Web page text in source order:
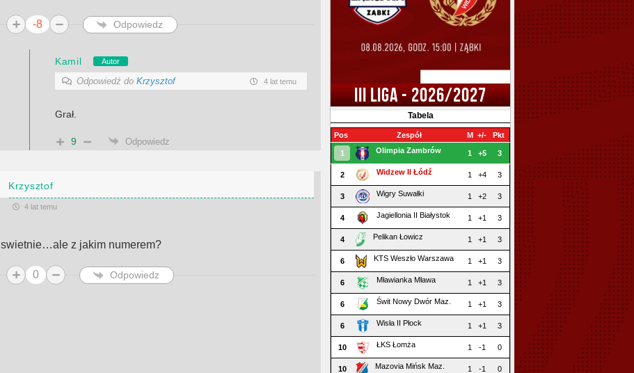
-8 Odpowiedz
Kamil Autor
Odpowiedź do Krzysztof 4 lat temu
Grał.
9 Odpowiedz
Krzysztof
4 lat temu
swietnie…ale z jakim numerem?
0 Odpowiedz
III LIGA - 2026/2027
Tabela
Pos Zespół M +/- Pkt
1 Olimpia Zambrów 1 +5 3
2 Widzew II Łódź 1 +4 3
3 Wigry Suwałki 1 +2 3
4 Jagiellonia II Białystok 1 +1 3
4 Pelikan Łowicz 1 +1 3
6 KTS Weszło Warszawa 1 +1 3
6 Mławianka Mława 1 +1 3
6 Świt Nowy Dwór Maz. 1 +1 3
6 Wisła II Płock 1 +1 3
10 ŁKS Łomża 1 -1 0
10 Mazovia Mińsk Maz. 1 -1 0